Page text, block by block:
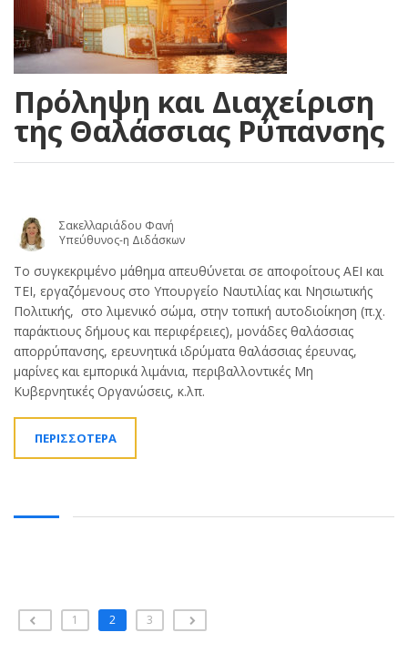
Πρόληψη και Διαχείριση
της Θαλάσσιας Ρύπανσης
Σακελλαριάδου Φανή
Υπεύθυνος-η Διδάσκων
Το συγκεκριμένο μάθημα απευθύνεται σε αποφοίτους ΑΕΙ και
ΤΕΙ, εργαζόμενους στο Υπουργείο Ναυτιλίας και Νησιωτικής
Πολιτικής, στο λιμενικό σώμα, στην τοπική αυτοδιοίκηση (π.χ.
παράκτιους δήμους και περιφέρειες), μονάδες θαλάσσιας
απορρύπανσης, ερευνητικά ιδρύματα θαλάσσιας έρευνας,
μαρίνες και εμπορικά λιμάνια, περιβαλλοντικές Μη
Κυβερνητικές Οργανώσεις, κ.λπ.
ΠΕΡΙΣΣΟΤΕΡΑ
1 2 3